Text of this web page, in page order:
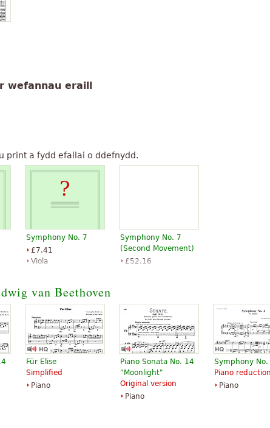
wefannau eraill
print a fydd efallai o ddefnydd.
Symphony No. 7
£7.41
Viola
Symphony No. 7
(Second Movement)
£52.16
van Beethoven
Für Elise
Simplified
Piano
Piano Sonata No. 14
"Moonlight"
Original version
Piano
Symphony No.
Piano
Piano